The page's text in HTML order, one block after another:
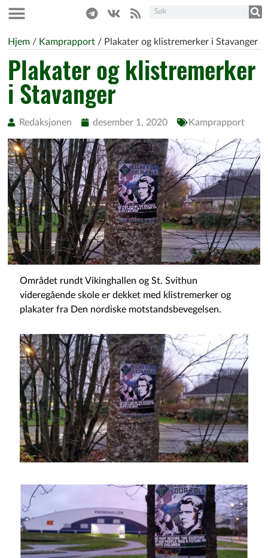
Hjem / Kamprapport / Plakater og klistremerker i Stavanger
Plakater og klistremerker
i Stavanger
Redaksjonen desember 1, 2020 Kamprapport
Området rundt Vikinghallen og St. Svithun
videregående skole er dekket med klistremerker og
plakater fra Den nordiske motstandsbevegelsen.